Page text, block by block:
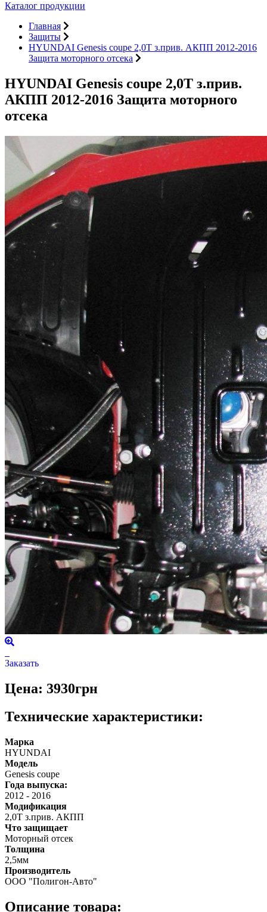
Каталог продукции
Главная
Защиты
HYUNDAI Genesis coupe 2,0Т з.прив. АКПП 2012-2016
Защита моторного отсека
HYUNDAI Genesis coupe 2,0Т з.прив.
АКПП 2012-2016 Защита моторного
отсека
Заказать
Цена: 3930грн
Технические характеристики:
Марка
HYUNDAI
Модель
Genesis coupe
Года выпуска:
2012 - 2016
Модификация
2,0Т з.прив. АКПП
Что защищает
Моторный отсек
Толщина
2,5мм
Производитель
ООО "Полигон-Авто"
Описание товара: